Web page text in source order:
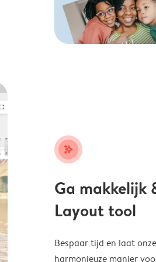
stars_plus
Ga makkelijk
Layout tool
Bespaar tijd en laat
harmonieuze manier